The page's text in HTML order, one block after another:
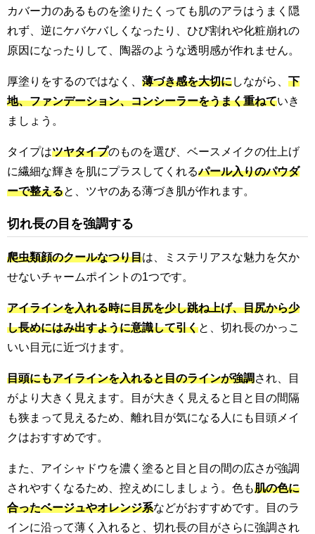
カバー力のあるものを塗りたくっても肌のアラはうまく隠
れず、逆にケバケバしくなったり、ひび割れや化粧崩れの
原因になったりして、陶器のような透明感が作れません。
厚塗りをするのではなく、 薄づき感を大切にしながら、 下
地、ファンデーション、コンシーラーをうまく重ねていき
ましょう。
タイプはツヤタイプのものを選び、ベースメイクの仕上げ
に繊細な輝きを肌にプラスしてくれるパール入りのパウダ
ーで整えると、ツヤのある薄づき肌が作れます。
切れ長の目を強調する
爬虫類顔のクールなつり目は、ミステリアスな魅力を欠か
せないチャームポイントの1つです。
アイラインを入れる時に目尻を少し跳ね上げ、目尻から少
し長めにはみ出すように意識して引くと、切れ長のかっこ
いい目元に近づけます。
目頭にもアイラインを入れると目のラインが強調され、目
がより大きく見えます。目が大きく見えると目と目の間隔
も狭まって見えるため、離れ目が気になる人にも目頭メイ
クはおすすめです。
また、アイシャドウを濃く塗ると目と目の間の広さが強調
されやすくなるため、控えめにしましょう。色も肌の色に
合ったベージュやオレンジ系などがおすすめです。目のラ
インに沿って薄く入れると、切れ長の目がさらに強調され